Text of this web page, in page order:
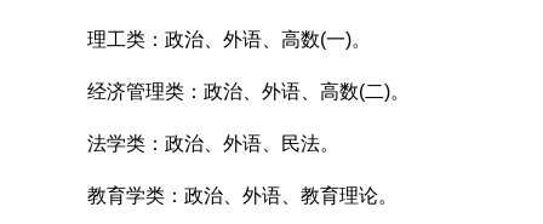
理工类：政治、外语、高数(一)。
经济管理类：政治、外语、高数(二)。
法学类：政治、外语、民法。
教育学类：政治、外语、教育理论。